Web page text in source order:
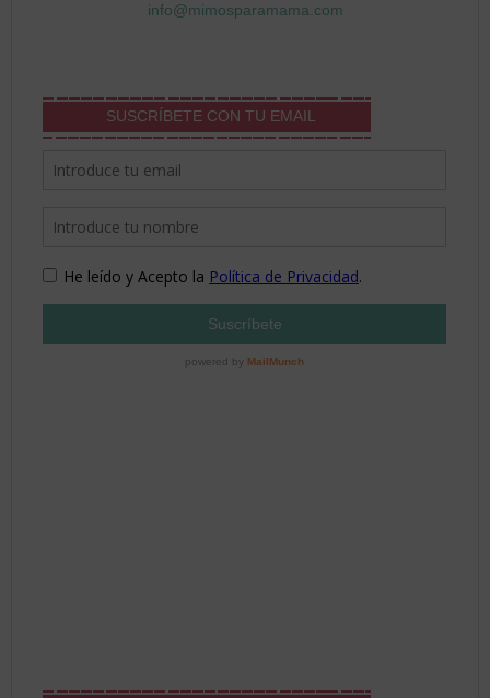
info@mimosparamama.com
SUSCRÍBETE CON TU EMAIL